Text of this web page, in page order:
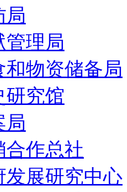
局
管理局
和物资储备局
研究馆
局
合作总社
发展研究中心